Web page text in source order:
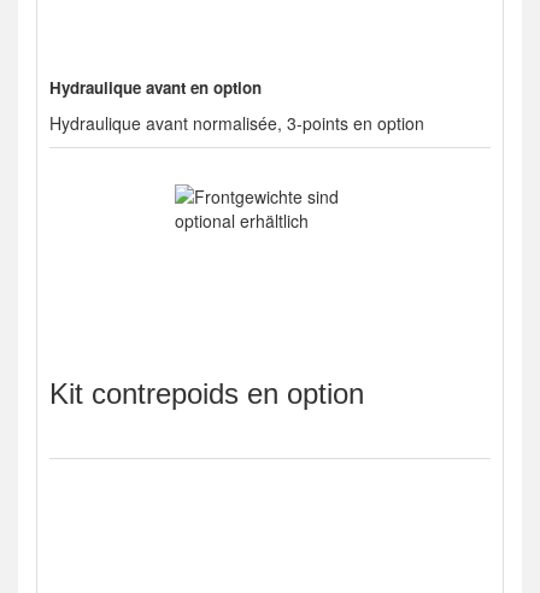
Hydraulique avant en option
Hydraulique avant normalisée, 3-points en option
Kit contrepoids en option